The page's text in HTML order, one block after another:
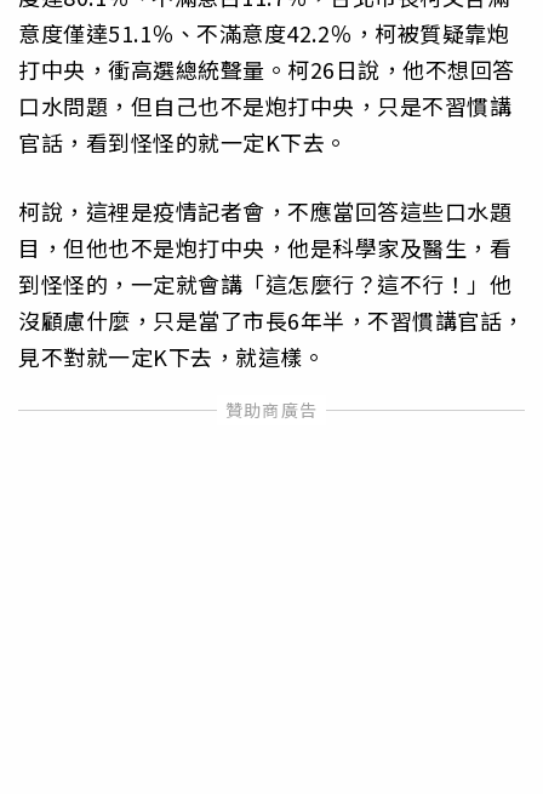
意度僅達51.1％、不滿意度42.2％，柯被質疑靠炮
打中央，衝高選總統聲量。柯26日說，他不想回答
口水問題，但自己也不是炮打中央，只是不習慣講
官話，看到怪怪的就一定K下去。
柯說，這裡是疫情記者會，不應當回答這些口水題
目，但他也不是炮打中央，他是科學家及醫生，看
到怪怪的，一定就會講「這怎麼行？這不行！」他
沒顧慮什麼，只是當了市長6年半，不習慣講官話，
見不對就一定K下去，就這樣。